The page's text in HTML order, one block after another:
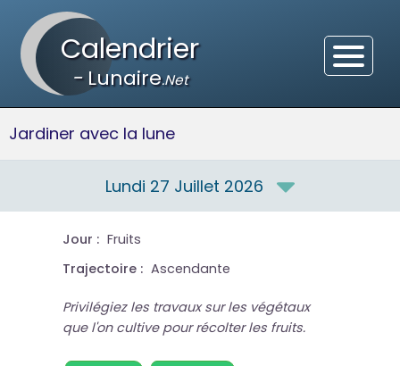
Calendrier
-Lunaire.Net
Jardiner avec la lune
Lundi 27 Juillet 2026
Jour : Fruits
Trajectoire : Ascendante
Privilégiez les travaux sur les végétaux
que l'on cultive pour récolter les fruits.